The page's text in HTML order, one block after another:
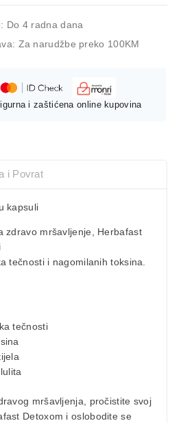
Do 4 radna dana
Za narudžbe preko 100KM
i zaštićena online kupovina
i Povrat
kapsuli
zdravo mršavljenje, Herbafast
tečnosti i nagomilanih toksina.
tečnosti
mršavljenja, pročistite svoj
Detoxom ioslobodite se